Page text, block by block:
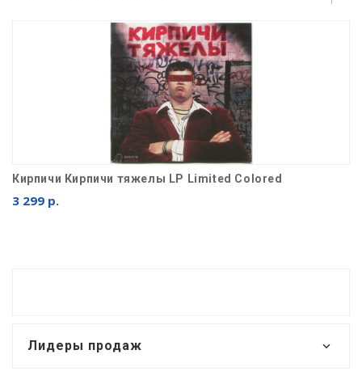
Кирпичи Кирпичи тяжелы LP Limited Colored
3 299 р.
Лидеры продаж